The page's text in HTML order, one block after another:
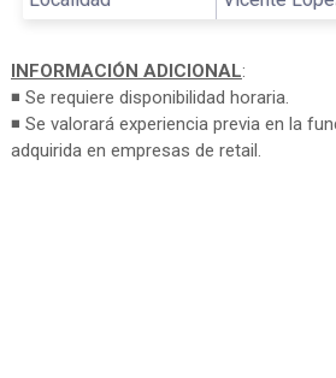
INFORMACIÓN ADICIONAL:
◾ Se requiere disponibilidad horaria.
◾ Se valorará experiencia previa en la
adquirida en empresas de retail.